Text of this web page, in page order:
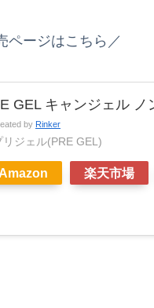
ページはこちら／
GEL キャンジェル ノ
by Rinker
リジェル(PRE GEL)
楽天市場